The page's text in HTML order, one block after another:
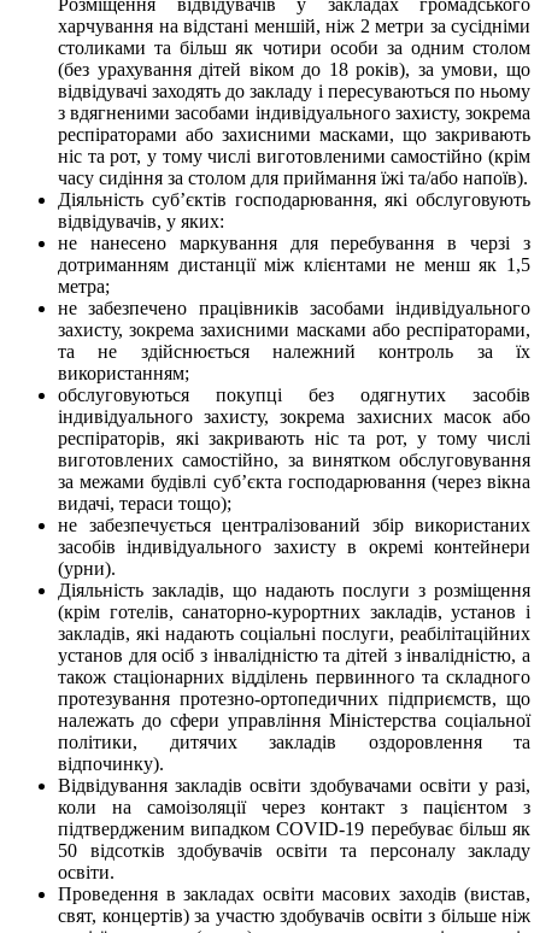
харчування на відстані меншій, ніж 2 метри за сусідніми
столиками та більш як чотири особи за одним столом
(без урахування дітей віком до 18 років), за умови, що
відвідувачі заходять до закладу і пересуваються по ньому
з вдягненими засобами індивідуального захисту, зокрема
респіраторами або захисними масками, що закривають
ніс та рот, у тому числі виготовленими самостійно (крім
часу сидіння за столом для приймання їжі та/або напоїв).
Діяльність суб’єктів господарювання, які обслуговують
відвідувачів, у яких:
не нанесено маркування для перебування в черзі з
дотриманням дистанції між клієнтами не менш як 1,5
метра;
не забезпечено працівників засобами індивідуального
захисту, зокрема захисними масками або респіраторами,
та не здійснюється належний контроль за їх
використанням;
обслуговуються покупці без одягнутих засобів
індивідуального захисту, зокрема захисних масок або
респіраторів, які закривають ніс та рот, у тому числі
виготовлених самостійно, за винятком обслуговування
за межами будівлі суб’єкта господарювання (через вікна
видачі, тераси тощо);
не забезпечується централізований збір використаних
засобів індивідуального захисту в окремі контейнери
(урни).
Діяльність закладів, що надають послуги з розміщення
(крім готелів, санаторно-курортних закладів, установ і
закладів, які надають соціальні послуги, реабілітаційних
установ для осіб з інвалідністю та дітей з інвалідністю, а
також стаціонарних відділень первинного та складного
протезування протезно-ортопедичних підприємств, що
належать до сфери управління Міністерства соціальної
політики, дитячих закладів оздоровлення та
відпочинку).
Відвідування закладів освіти здобувачами освіти у разі,
коли на самоізоляції через контакт з пацієнтом з
підтвердженим випадком COVID-19 перебуває більш як
50 відсотків здобувачів освіти та персоналу закладу
освіти.
Проведення в закладах освіти масових заходів (вистав,
свят, концертів) за участю здобувачів освіти з більше ніж